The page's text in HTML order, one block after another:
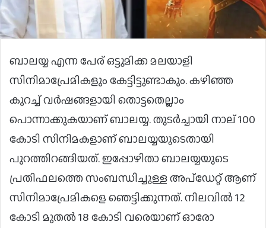
ബാലയ്യ എന്ന പേര് ഒട്ടുമിക്ക മലയാളി
സിനിമാപ്രേമികളും കേട്ടിട്ടുണ്ടാകും. കഴിഞ്ഞ
കുറച്ച് വർഷങ്ങളായി തൊട്ടതെല്ലാം
പൊന്നാക്കുകയാണ് ബാലയ്യ. തുടർച്ചായി നാല് 100
കോടി സിനിമകളാണ് ബാലയ്യയുടെതായി
പുറത്തിറങ്ങിയത്. ഇപ്പോഴിതാ ബാലയ്യയുടെ
പ്രതിഫലത്തെ സംബന്ധിച്ചുള്ള അപ്ഡേറ്റ് ആണ്
സിനിമാപ്രേമികളെ ഞെട്ടിക്കുന്നത്. നിലവിൽ 12
കോടി മുതല്‍ 18 കോടി വരെയാണ് ഓരോ